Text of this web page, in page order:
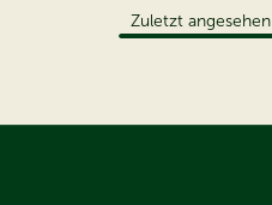
Zuletzt angesehen